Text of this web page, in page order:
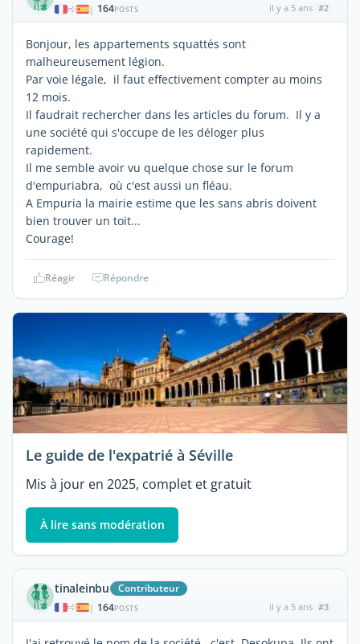
| 164POSTS il y a 5 ans #2
Bonjour, les appartements squattés sont
malheureusement légion.
Par voie légale, il faut effectivement compter au moins
12 mois.
Il faudrait rechercher dans les articles du forum. Il y a
une société qui s'occupe de les déloger plus
rapidement.
Il me semble avoir vu quelque chose sur le forum
d'empuriabra, où c'est aussi un fléau.
A Empuria la mairie estime que les sans abris doivent
bien trouver un toit...
Courage!
Réagir Répondre
Le guide de l'expatrié à Séville
Mis à jour en 2025, complet et gratuit
À lire sans modération
tinaleinbu Contributeur
| 164POSTS il y a 5 ans #3